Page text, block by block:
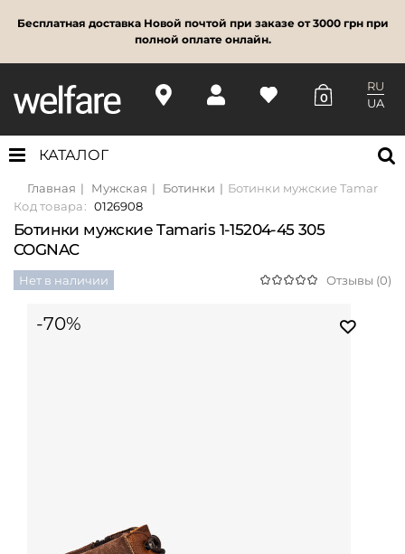
Бесплатная доставка Новой почтой при заказе от 3000 грн при
полной оплате онлайн.
0
RU
UA
КАТАЛОГ
Главная Мужская Ботинки
Ботинки мужские Tamaris 1-
Код товара: 0126908
Ботинки мужские Tamaris 1-15204-45 305
COGNAC
Нет в наличии Отзывы (0)
-70%